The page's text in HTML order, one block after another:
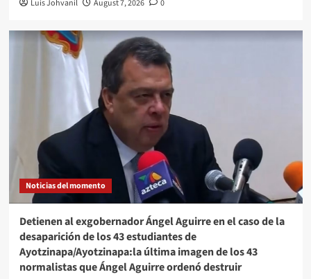
Luis Johvanil August 7, 2026 0
Noticias del momento
Detienen al exgobernador Ángel Aguirre en el caso de la
desaparición de los 43 estudiantes de
Ayotzinapa/Ayotzinapa:la última imagen de los 43
normalistas que Ángel Aguirre ordenó destruir